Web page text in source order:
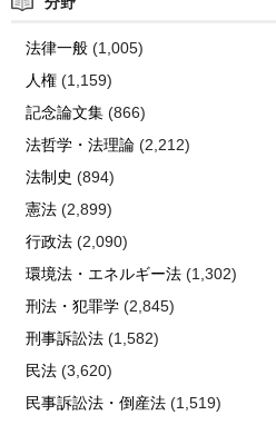
法律一般(1,005)
人権(1,159)
記念論文集(866)
法哲学・法理論(2,212)
法制史 (894)
憲法(2,899)
行政法(2,090)
環境法・エネルギー法(1,302)
刑法・犯罪学(2,845)
刑事訴訟法(1,582)
民法(3,620)
民事訴訟法・倒産法(1,519)